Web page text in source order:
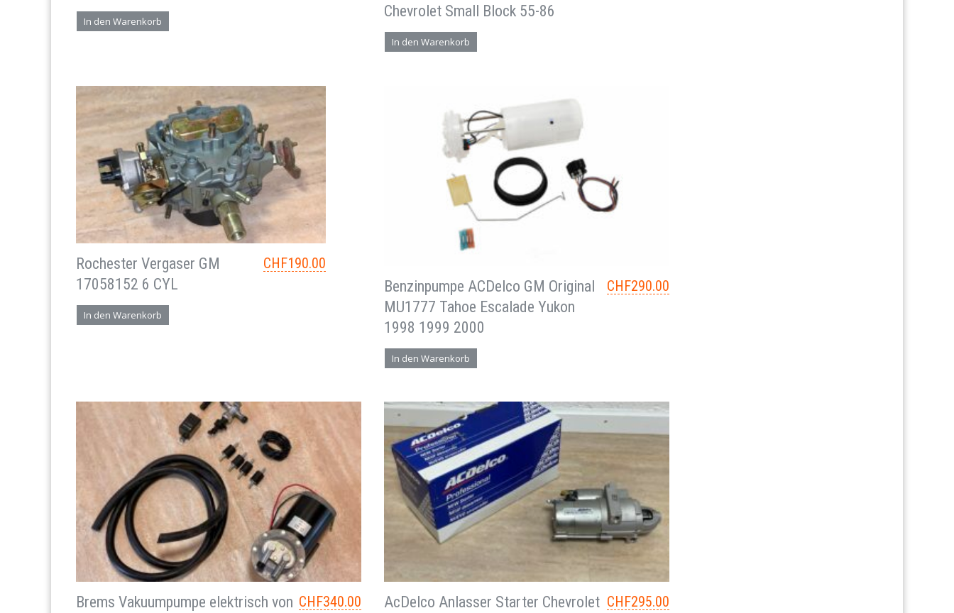
In den Warenkorb
Chevrolet Small Block 55-86
In den Warenkorb
CHF190.00
Rochester Vergaser GM
17058152 6 CYL
In den Warenkorb
CHF290.00
Benzinpumpe ACDelco GM Original
MU1777 Tahoe Escalade Yukon
1998 1999 2000
In den Warenkorb
CHF340.00
Brems Vakuumpumpe elektrisch von
CHF295.00
AcDelco Anlasser Starter Chevrolet